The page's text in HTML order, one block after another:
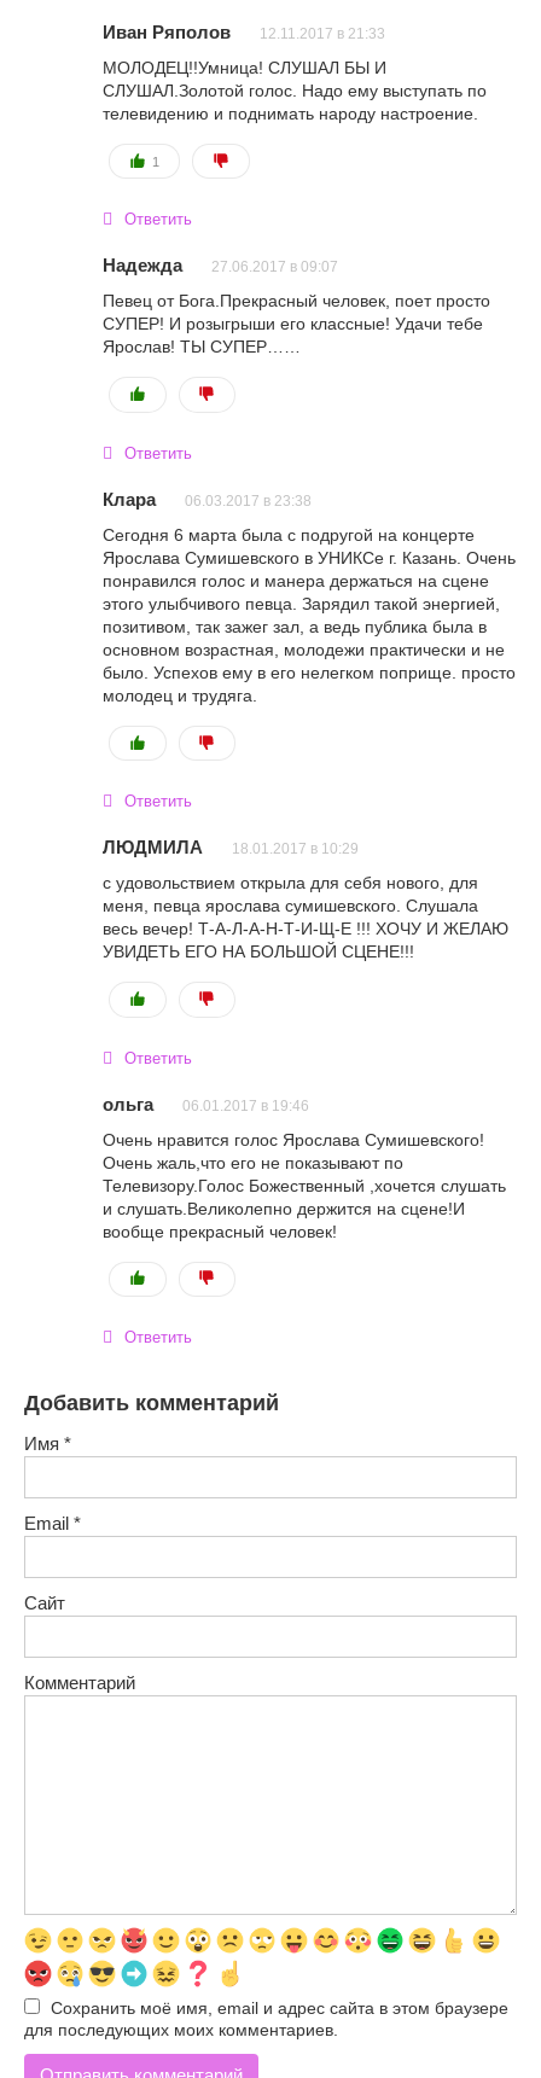
Иван Ряполов 12.11.2017 в 21:33
МОЛОДЕЦ!!Умница! СЛУШАЛ БЫ И
СЛУШАЛ.Золотой голос. Надо ему выступать по
телевидению и поднимать народу настроение.
1
Ответить
Надежда 27.06.2017 в 09:07
Певец от Бога.Прекрасный человек, поет просто
СУПЕР! И розыгрыши его классные! Удачи тебе
Ярослав! ТЫ СУПЕР……
Ответить
Клара 06.03.2017 в 23:38
Сегодня 6 марта была с подругой на концерте
Ярослава Сумишевского в УНИКСе г. Казань. Очень
понравился голос и манера держаться на сцене
этого улыбчивого певца. Зарядил такой энергией,
позитивом, так зажег зал, а ведь публика была в
основном возрастная, молодежи практически и не
было. Успехов ему в его нелегком поприще. просто
молодец и трудяга.
Ответить
ЛЮДМИЛА 18.01.2017 в 10:29
с удовольствием открыла для себя нового, для
меня, певца ярослава сумишевского. Слушала
весь вечер! Т-А-Л-А-Н-Т-И-Щ-Е !!! ХОЧУ И ЖЕЛАЮ
УВИДЕТЬ ЕГО НА БОЛЬШОЙ СЦЕНЕ!!!
Ответить
ольга 06.01.2017 в 19:46
Очень нравится голос Ярослава Сумишевского!
Очень жаль,что его не показывают по
Телевизору.Голос Божественный ,хочется слушать
и слушать.Великолепно держится на сцене!И
вообще прекрасный человек!
Ответить
Добавить комментарий
Имя *
Email *
Сайт
Комментарий
Сохранить моё имя, email и адрес сайта в этом браузере
для последующих моих комментариев.